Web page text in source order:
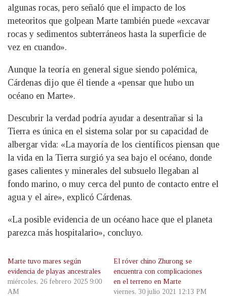
algunas rocas, pero señaló que el impacto de los
meteoritos que golpean Marte también puede «excavar
rocas y sedimentos subterráneos hasta la superficie de
vez en cuando».
Aunque la teoría en general sigue siendo polémica,
Cárdenas dijo que él tiende a «pensar que hubo un
océano en Marte».
Descubrir la verdad podría ayudar a desentrañar si la
Tierra es única en el sistema solar por su capacidad de
albergar vida: «La mayoría de los científicos piensan que
la vida en la Tierra surgió ya sea bajo el océano, donde
gases calientes y minerales del subsuelo llegaban al
fondo marino, o muy cerca del punto de contacto entre el
agua y el aire», explicó Cárdenas.
«La posible evidencia de un océano hace que el planeta
parezca más hospitalario», concluyo.
Marte tuvo mares según
evidencia de playas ancestrales
miércoles, 26 febrero 2025 9:00
AM
El róver chino Zhurong se
encuentra con complicaciones
en el terreno en Marte
viernes, 30 julio 2021 12:13 PM